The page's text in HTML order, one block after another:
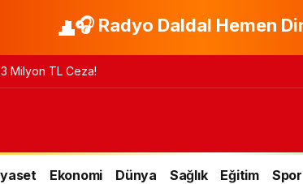
🎧 Radyo Daldal Hemen
Milyon TL Ceza!
Ekonomi Dünya Sağlık Eğitim Spor